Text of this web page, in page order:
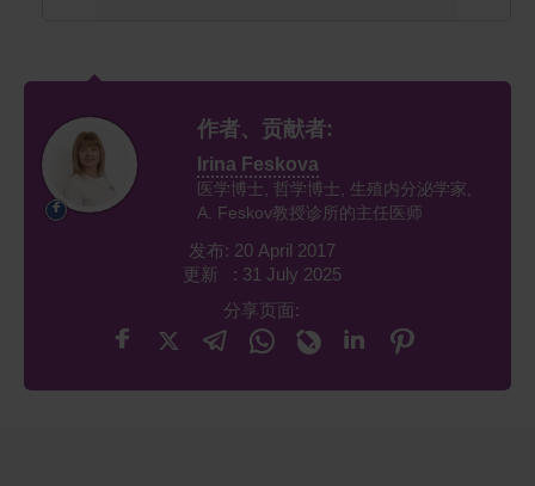
作者、贡献者:
Irina Feskova
医学博士, 哲学博士, 生殖内分泌学家,
A. Feskov教授诊所的主任医师
发布: 20 April 2017
更新 : 31 July 2025
分享页面: